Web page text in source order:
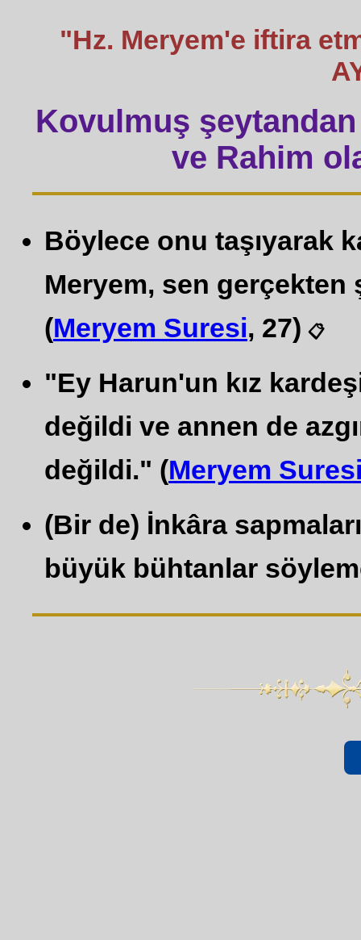
"Hz. Meryem'e iftira
Kovulmuş şeytandan
ve Rahim
Böylece onu taşıyarak
Meryem, sen gerçekten
(Meryem Suresi, 27) 📋
"Ey Harun'un kız
değildi ve annen de
değildi." (Meryem
(Bir de) İnkâra
büyük bühtanlar